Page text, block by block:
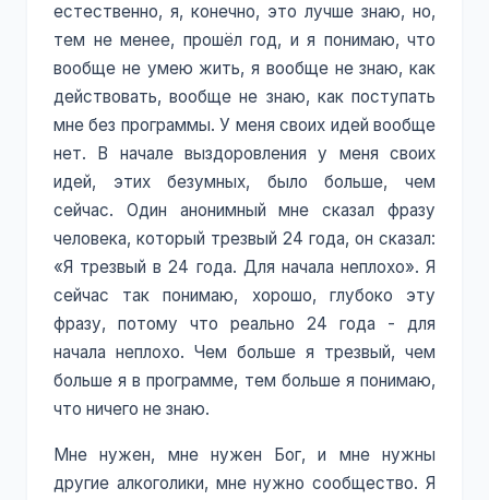
естественно, я, конечно, это лучше знаю, но,
тем не менее, прошёл год, и я понимаю, что
вообще не умею жить, я вообще не знаю, как
действовать, вообще не знаю, как поступать
мне без программы. У меня своих идей вообще
нет. В начале выздоровления у меня своих
идей, этих безумных, было больше, чем
сейчас. Один анонимный мне сказал фразу
человека, который трезвый 24 года, он сказал:
«Я трезвый в 24 года. Для начала неплохо». Я
сейчас так понимаю, хорошо, глубоко эту
фразу, потому что реально 24 года - для
начала неплохо. Чем больше я трезвый, чем
больше я в программе, тем больше я понимаю,
что ничего не знаю.
Мне нужен, мне нужен Бог, и мне нужны
другие алкоголики, мне нужно сообщество. Я